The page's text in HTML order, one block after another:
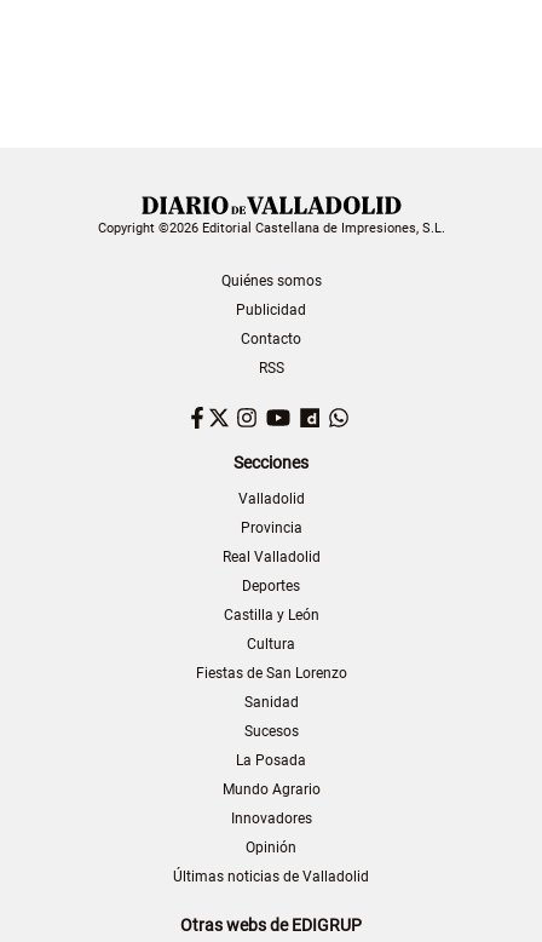
Copyright ©2026 Editorial Castellana de Impresiones, S.L.
Quiénes somos
Publicidad
Contacto
RSS
Facebook
TwitterInstagram
YouTubeDailymotion
Secciones
Valladolid
Provincia
Real Valladolid
Deportes
Castilla y León
Cultura
Fiestas de San Lorenzo
Sanidad
Sucesos
La Posada
Mundo Agrario
Innovadores
Opinión
Últimas noticias de Valladolid
Otras webs de EDIGRUP